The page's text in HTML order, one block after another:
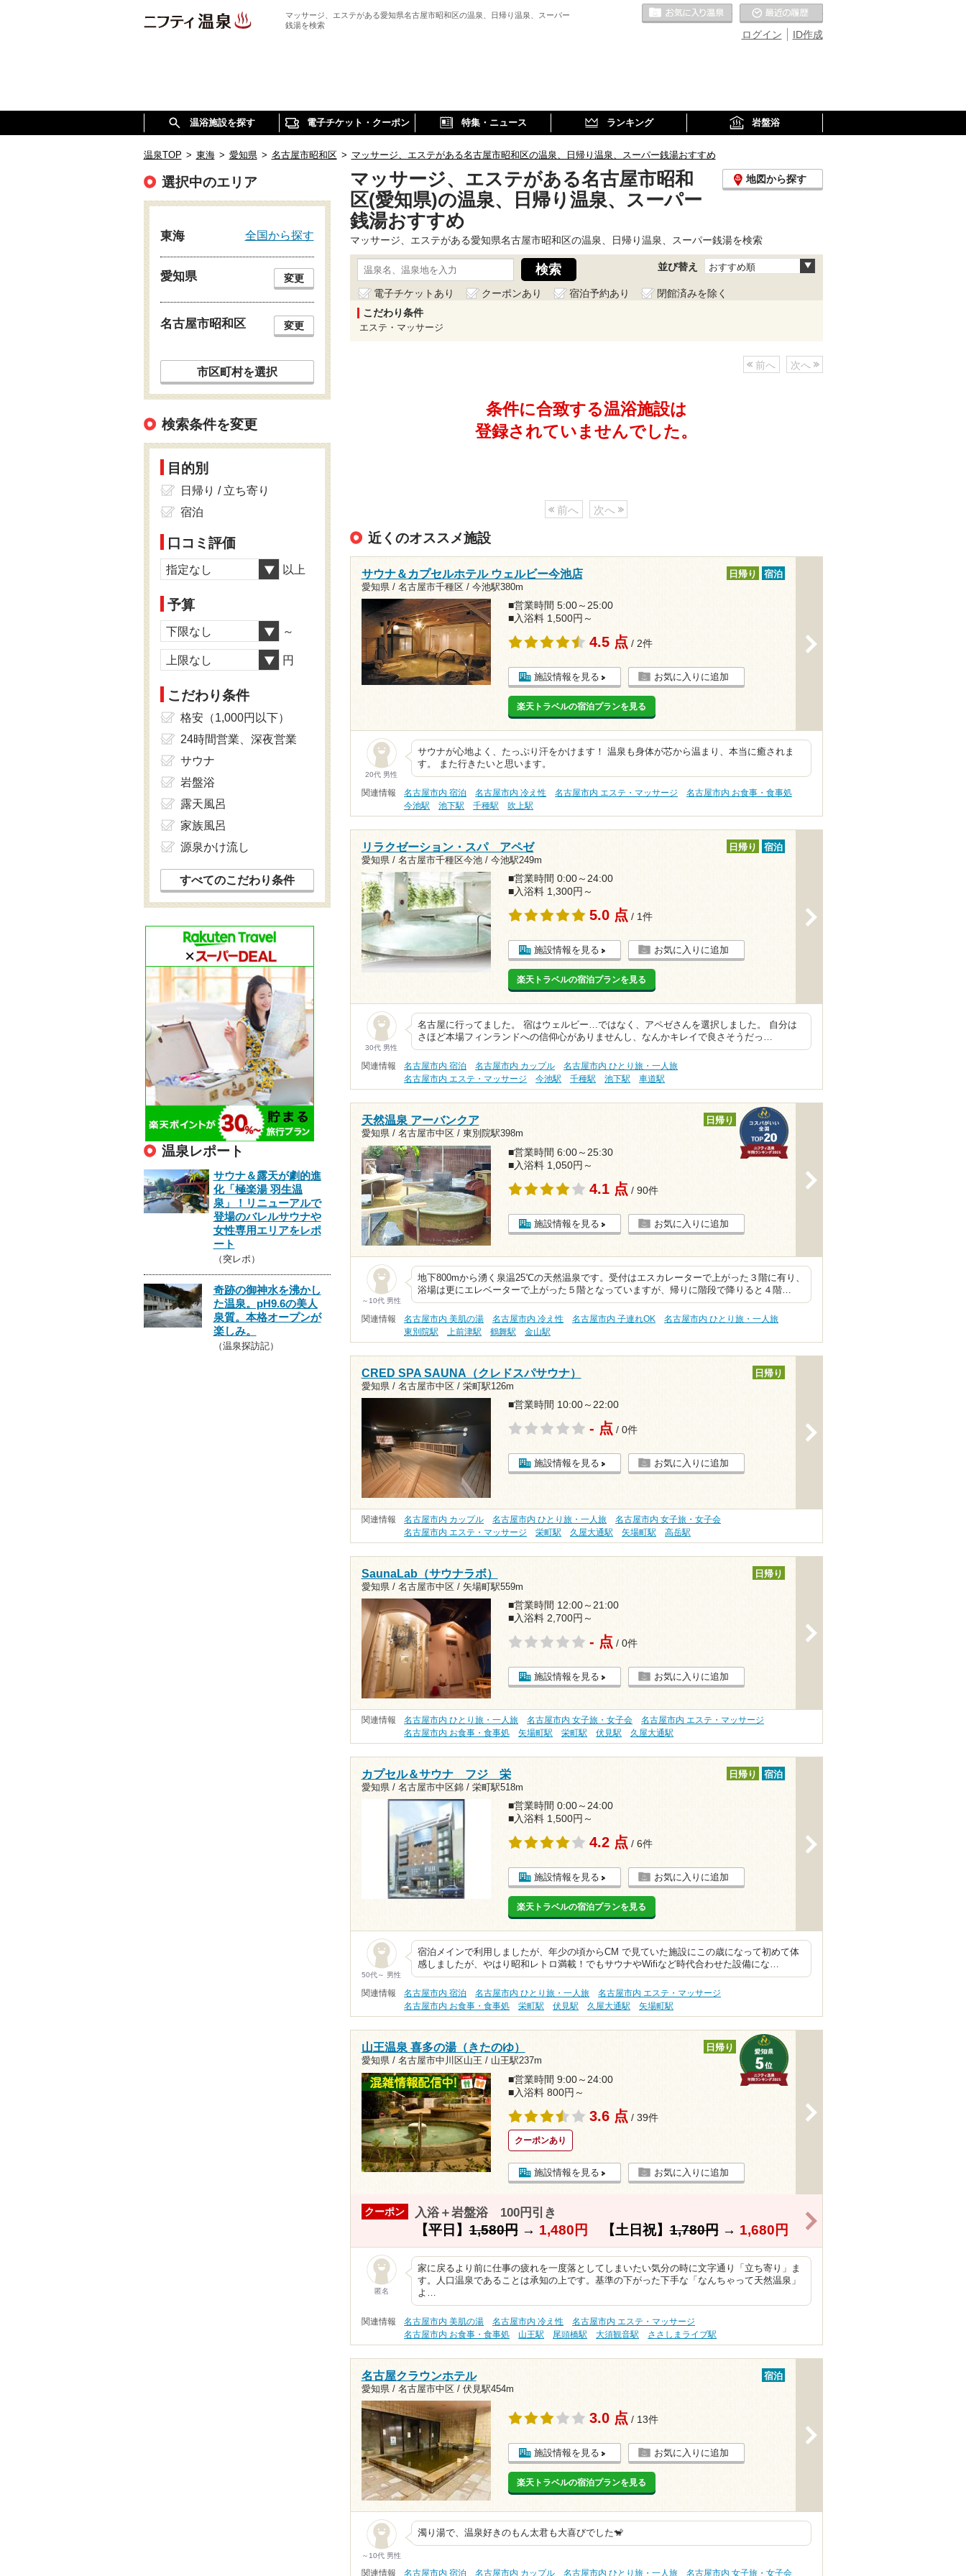
マッサージ、エステがある愛知県名古屋市昭和区の温泉、日帰り温泉、スーパー
銭湯を検索
ID作成
ログイン
お気に入りの温泉
温浴施設を探す 電子チケット・クーポン 特集・ニュース ランキング 岩盤浴
温泉TOP > 東海 > 愛知県 > 名古屋市昭和区 > マッサージ、エステがある名古屋市昭和区の温泉、日帰り温泉、スーパー銭湯おすすめ
マッサージ、エステがある名古屋市昭和
区(愛知県)の温泉、日帰り温泉、スーパー
銭湯おすすめ
地図から探す
マッサージ、エステがある愛知県名古屋市昭和区の温泉、日帰り温泉、スーパー銭湯を検索
並び替え おすすめ順
電子チケットあり クーポンあり 宿泊予約あり
閉館済みを除く
こだわり条件
エステ・マッサージ
前へ 次へ
条件に合致する温浴施設は
登録されていませんでした。
前へ 次へ
近くのオススメ施設
サウナ＆カプセルホテル ウェルビー今池店
愛知県 / 名古屋市千種区 / 今池駅380m
日帰り 宿泊
■営業時間 5:00～25:00
■入浴料 1,500円～
4.5 点 / 2件
施設情報を見る お気に入りに追加
楽天トラベルの宿泊プランを見る
20代 男性
サウナが心地よく、たっぷり汗をかけます！ 温泉も身体が芯から温まり、本当に癒されま
す。 また行きたいと思います。
関連情報 名古屋市内 宿泊 名古屋市内 冷え性 名古屋市内 エステ・マッサージ
名古屋市内 お食事・食事処
今池駅
池下駅 千種駅 吹上駅
リラクゼーション・スパ アペゼ
愛知県 / 名古屋市千種区今池 / 今池駅249m
日帰り 宿泊
■営業時間 0:00～24:00
■入浴料 1,300円～
5.0 点 / 1件
施設情報を見る お気に入りに追加
楽天トラベルの宿泊プランを見る
30代 男性
名古屋に行ってました。 宿はウェルビー…ではなく、アペゼさんを選択しました。 自分は
さほど本場フィンランドへの信仰心がありませんし、なんかキレイで良さそうだっ…
関連情報 名古屋市内 宿泊 名古屋市内 カップル
名古屋市内 ひとり旅・一人旅
名古屋市内 エステ・マッサージ
今池駅 千種駅 池下駅 車道駅
天然温泉 アーバンクア
愛知県 / 名古屋市中区 / 東別院駅398m
日帰り
■営業時間 6:00～25:30
■入浴料 1,050円～
4.1 点 / 90件
施設情報を見る お気に入りに追加
～10代 男性
地下800mから湧く泉温25℃の天然温泉です。受付はエスカレーターで上がった３階に有り、
浴場は更にエレベーターで上がった５階となっていますが、帰りに階段で降りると４階…
関連情報 名古屋市内 美肌の湯 名古屋市内 冷え性 名古屋市内 子連れOK
名古屋市内 ひとり旅・一人旅
東別院駅
上前津駅 鶴舞駅 金山駅
CRED SPA SAUNA（クレドスパサウナ）
愛知県 / 名古屋市中区 / 栄町駅126m
日帰り
■営業時間 10:00～22:00
- 点 / 0件
施設情報を見る お気に入りに追加
関連情報 名古屋市内 カップル 名古屋市内 ひとり旅・一人旅
名古屋市内 女子旅・女子会
名古屋市内 エステ・マッサージ
栄町駅 久屋大通駅 矢場町駅 高岳駅
SaunaLab（サウナラボ）
愛知県 / 名古屋市中区 / 矢場町駅559m
日帰り
■営業時間 12:00～21:00
■入浴料 2,700円～
- 点 / 0件
施設情報を見る お気に入りに追加
関連情報 名古屋市内 ひとり旅・一人旅 名古屋市内 女子旅・女子会
名古屋市内 エステ・マッサージ
名古屋市内 お食事・食事処
矢場町駅 栄町駅 伏見駅 久屋大通駅
カプセル＆サウナ フジ 栄
愛知県 / 名古屋市中区錦 / 栄町駅518m
日帰り 宿泊
■営業時間 0:00～24:00
■入浴料 1,500円～
4.2 点 / 6件
施設情報を見る お気に入りに追加
楽天トラベルの宿泊プランを見る
50代～ 男性
宿泊メインで利用しましたが、年少の頃からCM で見ていた施設にこの歳になって初めて体
感しましたが、やはり昭和レトロ満載！でもサウナやWifiなど時代合わせた設備にな…
関連情報 名古屋市内 宿泊 名古屋市内 ひとり旅・一人旅
名古屋市内 エステ・マッサージ
名古屋市内 お食事・食事処
栄町駅 伏見駅 久屋大通駅 矢場町駅
山王温泉 喜多の湯（きたのゆ）
愛知県 / 名古屋市中川区山王 / 山王駅237m
日帰り
■営業時間 9:00～24:00
■入浴料 800円～
3.6 点 / 39件
クーポンあり
施設情報を見る お気に入りに追加
クーポン 入浴＋岩盤浴 100円引き
【平日】1,580円→ 1,480円 【土日祝】1,780円→ 1,680円
匿名
家に戻るより前に仕事の疲れを一度落としてしまいたい気分の時に文字通り「立ち寄り」ま
す。人口温泉であることは承知の上です。基準の下がった下手な「なんちゃって天然温泉」
よ…
関連情報 名古屋市内 美肌の湯 名古屋市内 冷え性
名古屋市内 エステ・マッサージ
名古屋市内 お食事・食事処
山王駅 尾頭橋駅 大須観音駅 ささしまライブ駅
名古屋クラウンホテル
愛知県 / 名古屋市中区 / 伏見駅454m
宿泊
3.0 点 / 13件
施設情報を見る お気に入りに追加
楽天トラベルの宿泊プランを見る
～10代 男性
濁り湯で、温泉好きのもん太君も大喜びでした🐒
関連情報 名古屋市内 宿泊 名古屋市内 カップル 名古屋市内 ひとり旅・一人旅 名古屋市内 女子旅・女子会
選択中のエリア
東海 全国から探す
愛知県 変更
名古屋市昭和区 変更
市区町村を選択
検索条件を変更
目的別
日帰り / 立ち寄り
宿泊
口コミ評価
指定なし 以上
予算
下限なし ～
上限なし 円
こだわり条件
格安（1,000円以下）
24時間営業、深夜営業
サウナ
岩盤浴
露天風呂
家族風呂
源泉かけ流し
すべてのこだわり条件
温泉レポート
サウナ＆露天が劇的進
化「極楽湯 羽生温
泉」！リニューアルで
登場のバレルサウナや
女性専用エリアをレポ
ート
（突レポ）
奇跡の御神水を沸かし
た温泉。pH9.6の美人
泉質。本格オープンが
楽しみ。
（温泉探訪記）